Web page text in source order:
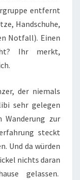
entfernt
Handschuhe,
Notfall). Einen
Ihr merkt,
der niemals
sehr gelegen
zur
steckt
Und da würden
nichts daran
gelassen.